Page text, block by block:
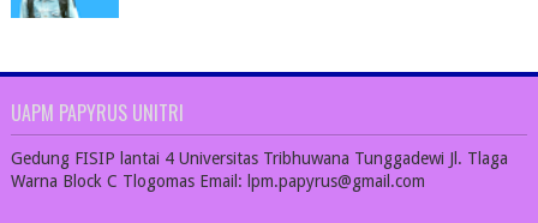
UAPM PAPYRUS UNITRI
Gedung FISIP lantai 4 Universitas Tribhuwana Tunggadewi Jl. Tlaga
Warna Block C Tlogomas Email: lpm.papyrus@gmail.com